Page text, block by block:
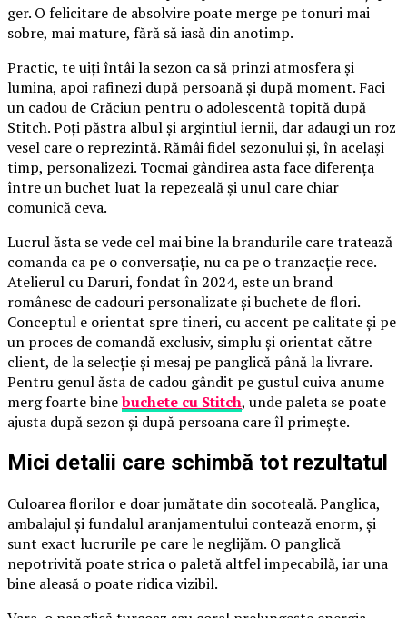
ger. O felicitare de absolvire poate merge pe tonuri mai
sobre, mai mature, fără să iasă din anotimp.
Practic, te uiți întâi la sezon ca să prinzi atmosfera și
lumina, apoi rafinezi după persoană și după moment. Faci
un cadou de Crăciun pentru o adolescentă topită după
Stitch. Poți păstra albul și argintiul iernii, dar adaugi un roz
vesel care o reprezintă. Rămâi fidel sezonului și, în același
timp, personalizezi. Tocmai gândirea asta face diferența
între un buchet luat la repezeală și unul care chiar
comunică ceva.
Lucrul ăsta se vede cel mai bine la brandurile care tratează
comanda ca pe o conversație, nu ca pe o tranzacție rece.
Atelierul cu Daruri, fondat în 2024, este un brand
românesc de cadouri personalizate și buchete de flori.
Conceptul e orientat spre tineri, cu accent pe calitate și pe
un proces de comandă exclusiv, simplu și orientat către
client, de la selecție și mesaj pe panglică până la livrare.
Pentru genul ăsta de cadou gândit pe gustul cuiva anume
merg foarte binebuchete cu Stitch, unde paleta se poate
ajusta după sezon și după persoana care îl primește.
Mici detalii care schimbă tot rezultatul
Culoarea florilor e doar jumătate din socoteală. Panglica,
ambalajul și fundalul aranjamentului contează enorm, și
sunt exact lucrurile pe care le neglijăm. O panglică
nepotrivită poate strica o paletă altfel impecabilă, iar una
bine aleasă o poate ridica vizibil.